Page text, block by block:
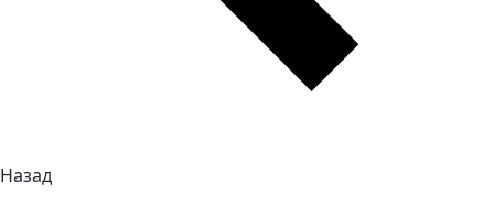
Назад